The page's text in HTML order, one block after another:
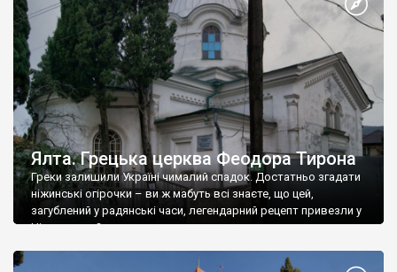
Ялта. Грецька церква Феодора Тирона
Греки залишили Україні чималий спадок. Достатньо згадати
ніжинські огірочки – ви ж мабуть всі знаєте, що цей,
загублений у радянські часи, легендарний рецепт привезли у
Ніжин греки?